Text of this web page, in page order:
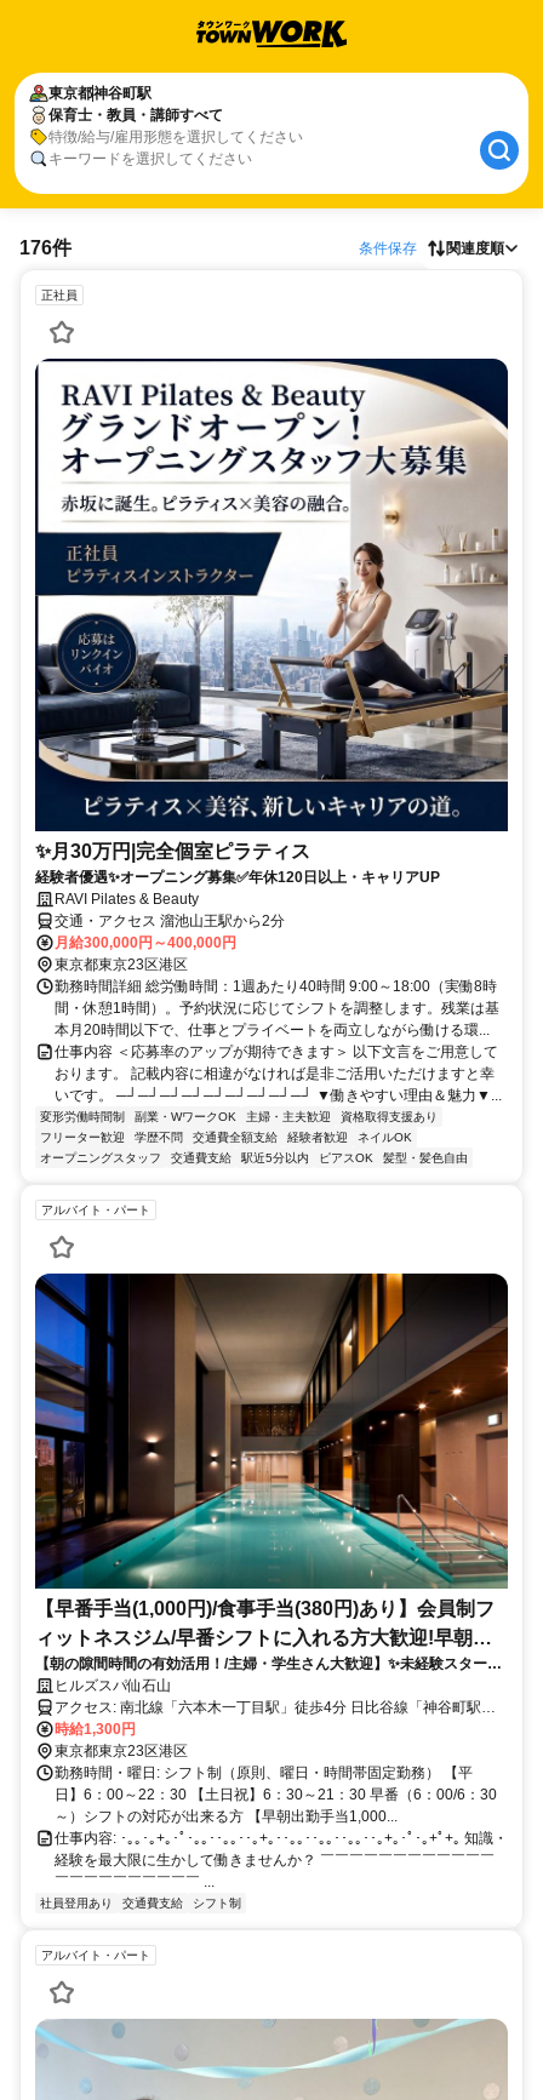
東京都神谷町駅
保育士・教員・講師すべて
特徴/給与/雇用形態を選択してください
キーワードを選択してください
176件 条件保存 関連度順
正社員
✨月30万円|完全個室ピラティス
経験者優遇✨オープニング募集✅年休120日以上・キャリアUP
RAVI Pilates & Beauty
交通・アクセス 溜池山王駅から2分
月給300,000円～400,000円
東京都東京23区港区
勤務時間詳細 総労働時間：1週あたり40時間 9:00～18:00（実働8時
間・休憩1時間）。予約状況に応じてシフトを調整します。残業は基
本月20時間以下で、仕事とプライベートを両立しながら働ける環...
仕事内容 ＜応募率のアップが期待できます＞ 以下文言をご用意して
おります。 記載内容に相違がなければ是非ご活用いただけますと幸
いです。 ─┘─┘─┘─┘─┘─┘─┘─┘─┘ ▼働きやすい理由＆魅力▼...
変形労働時間制 副業・WワークOK 主婦・主夫歓迎
資格取得支援あり
フリーター歓迎
学歴不問 交通費全額支給 経験者歓迎
ネイルOK
オープニングスタッフ
交通費支給 駅近5分以内 ピアスOK 髪型・髪色自由
アルバイト・パート
【早番手当(1,000円)/食事手当(380円)あり】会員制フ
ィットネスジム/早番シフトに入れる方大歓迎!早朝の
み1日2.5h~相談可 /時給1,300円✨/未経験OK!
【朝の隙間時間の有効活用！/主婦・学生さん大歓迎】✨未経験スタート
OK✨正社員登用制度あり✨1日2.5時間～・週2日～勤務OK！時給1,300
円！食事手当あり！早朝出勤手当あり ◎
ヒルズスパ仙石山
アクセス: 南北線「六本木一丁目駅」徒歩4分 日比谷線「神谷町駅」
徒歩6分
時給1,300円
東京都東京23区港区
勤務時間・曜日: シフト制（原則、曜日・時間帯固定勤務） 【平
日】6：00～22：30 【土日祝】6：30～21：30 早番（6：00/6：30
～）シフトの対応が出来る方 【早朝出勤手当1,000...
仕事内容: ･｡｡･｡+｡･ﾟ･｡｡･･｡｡･･｡+｡･･｡｡･･｡｡･･｡｡･･｡+｡･ﾟ･｡+ﾟ+｡ 知識・
経験を最大限に生かして働きませんか？ ￣￣￣￣￣￣￣￣￣￣￣￣
￣￣￣￣￣￣￣￣￣￣ ...
社員登用あり 交通費支給 シフト制
アルバイト・パート